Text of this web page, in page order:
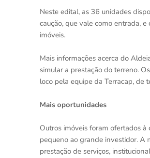
Neste edital, as 36 unidades
caução, que vale como entrada,
imóveis.
Mais informações acerca do
simular a prestação do terreno.
loco pela equipe da Terracap, de
Mais oportunidades
Outros imóveis foram ofertados à
pequeno ao grande investidor. A
prestação de serviços,